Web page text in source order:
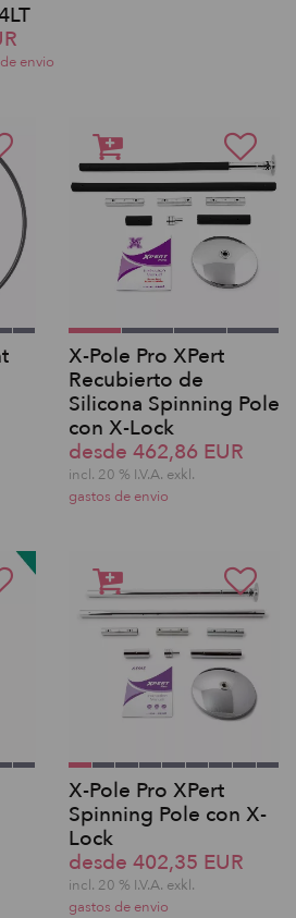
envio
X-Pole Pro XPert
Recubierto de
Silicona Spinning Pole
con X-Lock
desde 462,86 EUR
incl. 20 % I.V.A. exkl.
gastos de envio
X-Pole Pro XPert
Spinning Pole con X-
Lock
desde 402,35 EUR
incl. 20 % I.V.A. exkl.
gastos de envio